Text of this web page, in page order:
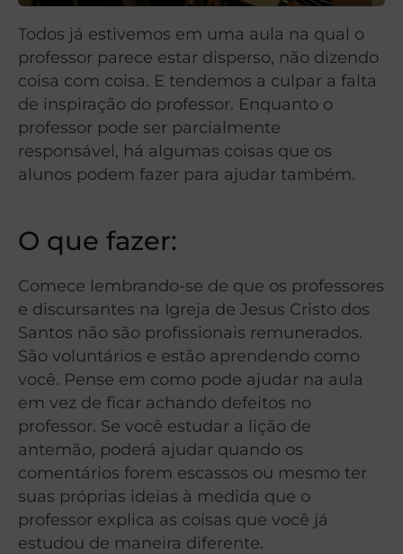
Todos já estivemos em uma aula na qual o
professor parece estar disperso, não dizendo
coisa com coisa. E tendemos a culpar a falta
de inspiração do professor. Enquanto o
professor pode ser parcialmente
responsável, há algumas coisas que os
alunos podem fazer para ajudar também.
O que fazer:
Comece lembrando-se de que os professores
e discursantes na Igreja de Jesus Cristo dos
Santos não são profissionais remunerados.
São voluntários e estão aprendendo como
você. Pense em como pode ajudar na aula
em vez de ficar achando defeitos no
professor. Se você estudar a lição de
antemão, poderá ajudar quando os
comentários forem escassos ou mesmo ter
suas próprias ideias à medida que o
professor explica as coisas que você já
estudou de maneira diferente.